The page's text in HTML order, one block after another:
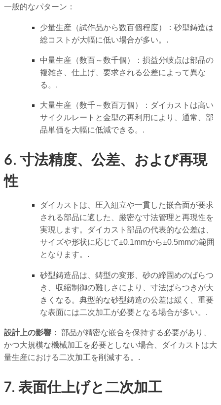
一般的なパターン：
少量生産（試作品から数百個程度）：砂型鋳造は
総コストが大幅に低い場合が多い。.
中量生産（数百～数千個）：損益分岐点は部品の
複雑さ、仕上げ、要求される公差によって異な
る。.
大量生産（数千～数百万個）：ダイカストは高い
サイクルレートと金型の再利用により、通常、部
品単価を大幅に低減できる。.
6. 寸法精度、公差、および再現
性
ダイカストは、圧入組立や一貫した嵌合面が要求
される部品に適した、厳密な寸法管理と再現性を
実現します。ダイカスト部品の代表的な公差は、
サイズや形状に応じて±0.1mmから±0.5mmの範囲
となります。.
砂型鋳造品は、鋳型の変形、砂の締固めのばらつ
き、収縮制御の難しさにより、寸法ばらつきが大
きくなる。典型的な砂型鋳造の公差は緩く、重要
な表面には二次加工が必要となる場合が多い。.
設計上の影響： 部品が精密な嵌合を保持する必要があり、
かつ大規模な機械加工を必要としない場合、ダイカストは大
量生産における二次加工を削減する。.
7. 表面仕上げと二次加工